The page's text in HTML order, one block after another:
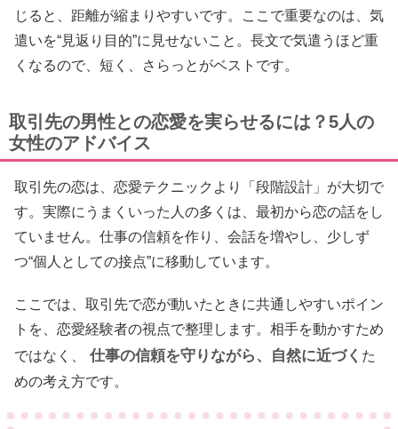
じると、距離が縮まりやすいです。ここで重要なのは、気
遣いを“見返り目的”に見せないこと。長文で気遣うほど重
くなるので、短く、さらっとがベストです。
取引先の男性との恋愛を実らせるには？5人の
女性のアドバイス
取引先の恋は、恋愛テクニックより「段階設計」が大切で
す。実際にうまくいった人の多くは、最初から恋の話をし
ていません。仕事の信頼を作り、会話を増やし、少しず
つ“個人としての接点”に移動しています。
ここでは、取引先で恋が動いたときに共通しやすいポイン
トを、恋愛経験者の視点で整理します。相手を動かすため
ではなく、
仕事の信頼を守りながら、自然に近づく た
めの考え方です。